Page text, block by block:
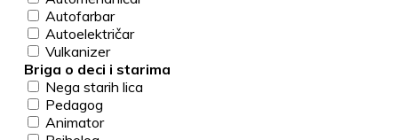
Autofarbar
Autoelektričar
Vulkanizer
Briga o deci i starima
Nega starih lica
Pedagog
Animator